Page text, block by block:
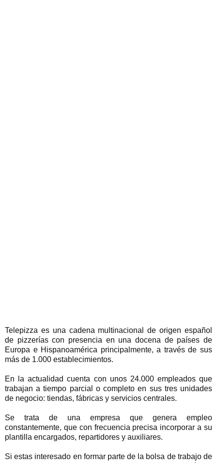
Telepizza es una cadena multinacional de origen español
de pizzerías con presencia en una docena de países de
Europa e Hispanoamérica principalmente, a través de sus
más de 1.000 establecimientos.
En la actualidad cuenta con unos 24.000 empleados que
trabajan a tiempo parcial o completo en sus tres unidades
de negocio: tiendas, fábricas y servicios centrales.
Se trata de una empresa que genera empleo
constantemente, que con frecuencia precisa incorporar a su
plantilla encargados, repartidores y auxiliares.
Si estas interesado en formar parte de la bolsa de trabajo de